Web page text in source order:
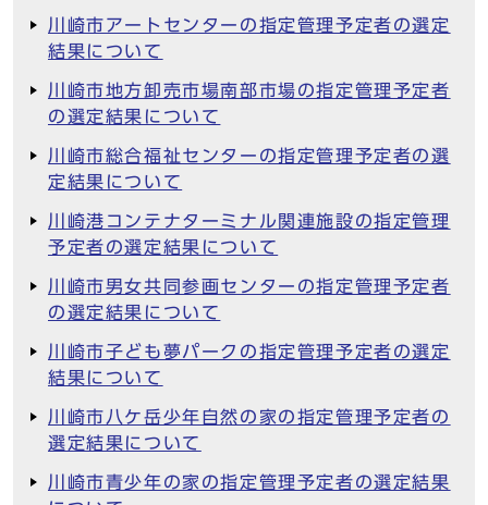
川崎市アートセンターの指定管理予定者の選定
結果について
川崎市地方卸売市場南部市場の指定管理予定者
の選定結果について
川崎市総合福祉センターの指定管理予定者の選
定結果について
川崎港コンテナターミナル関連施設の指定管理
予定者の選定結果について
川崎市男女共同参画センターの指定管理予定者
の選定結果について
川崎市子ども夢パークの指定管理予定者の選定
結果について
川崎市八ケ岳少年自然の家の指定管理予定者の
選定結果について
川崎市青少年の家の指定管理予定者の選定結果